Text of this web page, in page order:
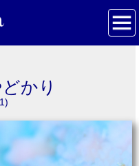
かり